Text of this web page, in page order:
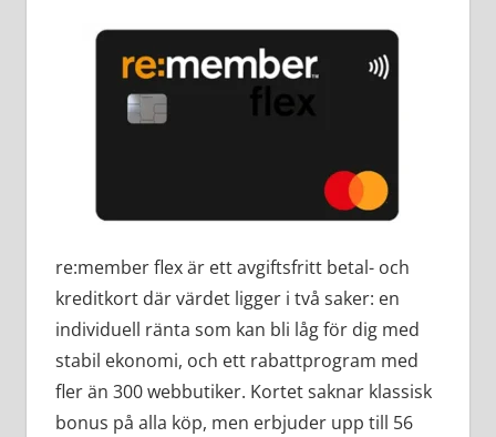
re:member flex är ett avgiftsfritt betal- och
kreditkort där värdet ligger i två saker: en
individuell ränta som kan bli låg för dig med
stabil ekonomi, och ett rabattprogram med
fler än 300 webbutiker. Kortet saknar klassisk
bonus på alla köp, men erbjuder upp till 56